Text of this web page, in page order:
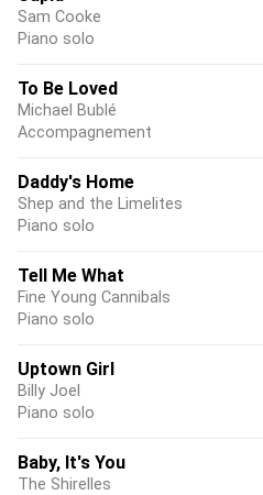
Sam Cooke
Piano solo
To Be Loved
Michael Bublé
Accompagnement
Daddy's Home
Shep and the Limelites
Piano solo
Tell Me What
Fine Young Cannibals
Piano solo
Uptown Girl
Billy Joel
Piano solo
Baby, It's You
The Shirelles